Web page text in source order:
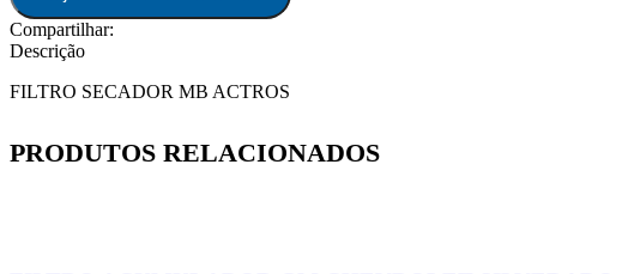
Compartilhar:
Descrição
FILTRO SECADOR MB ACTROS
PRODUTOS RELACIONADOS